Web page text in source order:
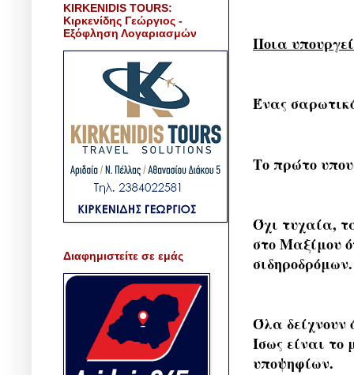
Ποια
Ένας
Το πρώτο
Όχι τυχαία,
στο Μαξίμου
σιδηροδρόμων.
Όλα δείχνουν
Ίσως είναι το
υποψηφίων.
KIRKENIDIS TOURS:
Κιρκενίδης Γεώργιος -
Εξόφληση Λογαριασμών
Διαφημιστείτε σε εμάς